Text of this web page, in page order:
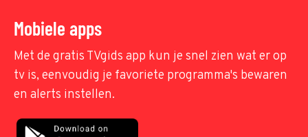
Mobiele apps
Met de gratis TVgids app kun je snel zien wat er op
tv is, eenvoudig je favoriete programma's bewaren
en alerts instellen.